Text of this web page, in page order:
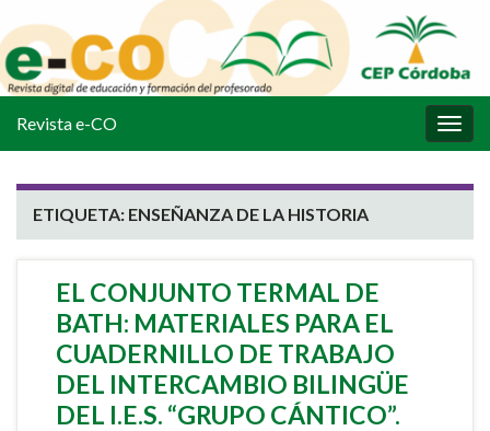
la
Revista e-CO
ETIQUETA: ENSEÑANZA DE LA HISTORIA
EL CONJUNTO TERMAL DE
BATH: MATERIALES PARA EL
CUADERNILLO DE TRABAJO
DEL INTERCAMBIO BILINGÜE
DEL I.E.S. “GRUPO CÁNTICO”.